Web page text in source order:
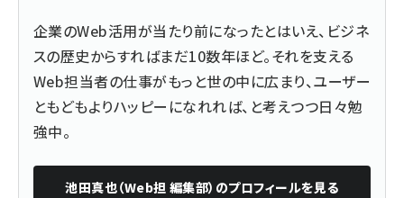
企業のWeb活用が当たり前になったとはいえ、ビジネ
スの歴史からすればまだ10数年ほど。それを支える
Web担当者の仕事がもっと世の中に広まり、ユーザー
ともどもよりハッピーになれれば、と考えつつ日々勉
強中。
池田真也（Web担 編集部） のプロフィールを見る